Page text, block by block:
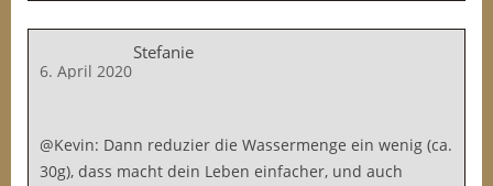
Stefanie
6. April 2020
@Kevin: Dann reduzier die Wassermenge ein wenig (ca.
30g), dass macht dein Leben einfacher, und auch